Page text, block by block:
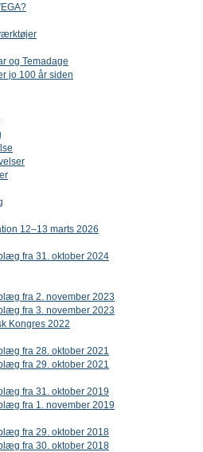
og Temadage
jo 100 år siden
12–13 marts 2026
fra 31. oktober 2024
fra 2. november 2023
fra 3. november 2023
Kongres 2022
fra 28. oktober 2021
fra 29. oktober 2021
fra 31. oktober 2019
fra 1. november 2019
fra 29. oktober 2018
fra 30. oktober 2018